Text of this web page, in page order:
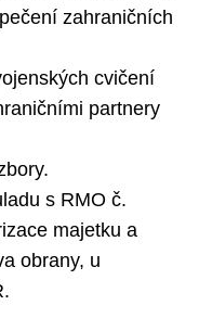
zahraničních
cvičení
partnery
s RMO č.
majetku a
obrany, u